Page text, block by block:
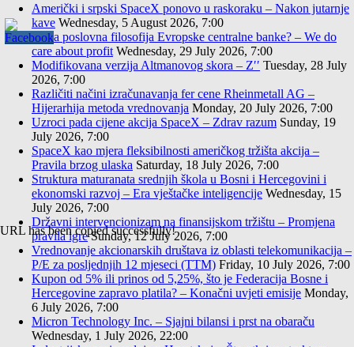
URL has been copied successfully!
Američki i srpski SpaceX ponovo u raskoraku – Nakon jutarnje
kave Wednesday, 5 August 2026, 7:00
Nova poslovna filosofija Evropske centralne banke? – We do
care about profit Wednesday, 29 July 2026, 7:00
Modifikovana verzija Altmanovog skora – Z′′ Tuesday, 28 July
2026, 7:00
Različiti načini izračunavanja fer cene Rheinmetall AG –
Hijerarhija metoda vrednovanja Monday, 20 July 2026, 7:00
Uzroci pada cijene akcija SpaceX – Zdrav razum Sunday, 19
July 2026, 7:00
SpaceX kao mjera fleksibilnosti američkog tržišta akcija –
Pravila brzog ulaska Saturday, 18 July 2026, 7:00
Struktura maturanata srednjih škola u Bosni i Hercegovini i
ekonomski razvoj – Era vještačke inteligencije Wednesday, 15
July 2026, 7:00
Državni intervencionizam na finansijskom tržištu – Promjena
pravila igre Sunday, 12 July 2026, 7:00
Vrednovanje akcionarskih društava iz oblasti telekomunikacija –
P/E za posljednjih 12 mjeseci (TTM) Friday, 10 July 2026, 7:00
Kupon od 5% ili prinos od 5,25%, što je Federacija Bosne i
Hercegovine zapravo platila? – Konačni uvjeti emisije Monday,
6 July 2026, 7:00
Micron Technology Inc. – Sjajni bilansi i prst na obaraču
Wednesday, 1 July 2026, 22:00